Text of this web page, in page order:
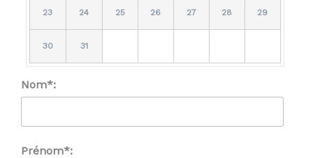
23 24 25 26 27 28 29
30 31
Nom*:
Prénom*: